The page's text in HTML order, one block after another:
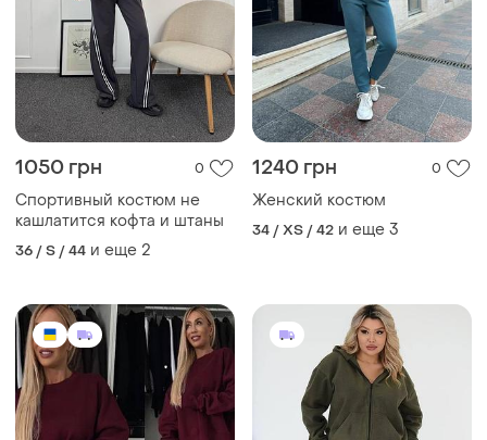
1050 грн 0
Спортивный костюм не
кашлатится кофта и штаны
36 / S / 44 и еще 2
1240 грн 0
Женский костюм
34 / XS / 42 и еще 3